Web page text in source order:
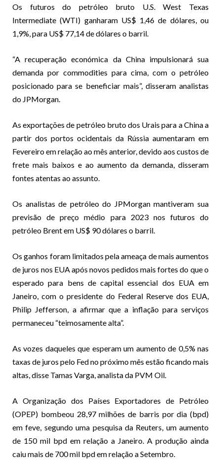
Os futuros do petróleo bruto U.S. West Texas
Intermediate (WTI) ganharam US$ 1,46 de dólares, ou
1,9%, para US$ 77,14 de dólares o barril.
“A recuperação económica da China impulsionará sua
demanda por commodities para cima, com o petróleo
posicionado para se beneficiar mais”, disseram analistas
do JPMorgan.
As exportações de petróleo bruto dos Urais para a China a
partir dos portos ocidentais da Rússia aumentaram em
Fevereiro em relação ao mês anterior, devido aos custos de
frete mais baixos e ao aumento da demanda, disseram
fontes atentas ao assunto.
Os analistas de petróleo do JPMorgan mantiveram sua
previsão de preço médio para 2023 nos futuros do
petróleo Brent em US$ 90 dólares o barril.
Os ganhos foram limitados pela ameaça de mais aumentos
de juros nos EUA após novos pedidos mais fortes do que o
esperado para bens de capital essencial dos EUA em
Janeiro, com o presidente do Federal Reserve dos EUA,
Philip Jefferson, a afirmar que a inflação para serviços
permaneceu “teimosamente alta”.
As vozes daqueles que esperam um aumento de 0,5% nas
taxas de juros pelo Fed no próximo mês estão ficando mais
altas, disse Tamas Varga, analista da PVM Oil.
A Organização dos Países Exportadores de Petróleo
(OPEP) bombeou 28,97 milhões de barris por dia (bpd)
em feve, segundo uma pesquisa da Reuters, um aumento
de 150 mil bpd em relação a Janeiro. A produção ainda
caiu mais de 700 mil bpd em relação a Setembro.